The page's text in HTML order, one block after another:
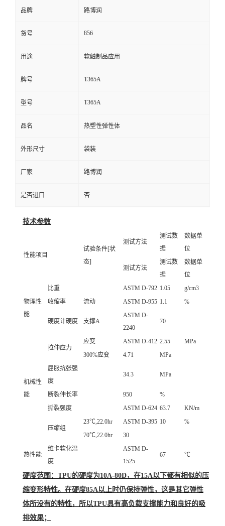
品牌 路博润
货号 856
用途 软触制品应用
牌号 T365A
型号 T365A
品名 热塑性弹性体
外形尺寸 袋装
厂家 路博润
是否进口 否
技术参数
性能项目
试验条件[状
态]
测试方法
测试数
据
数据单
位
测试方法
测试数
据
数据单
位
物理性
能
比重 ASTM D-792 1.05
g/cm3
收缩率
流动 ASTM D-955 1.1 %
硬度计硬度 支撑A
ASTM D-
2240
70
机械性
能
拉伸应力
应变 ASTM D-412 2.55
MPa
300%应变
4.71
MPa
屈服抗张强
度
34.3 MPa
断裂伸长率 950
%
撕裂强度
ASTM D-624 63.7 KN/m
压缩组
23℃,22.0hr ASTM D-395 10
%
70℃,22.0hr
30
热性能
维卡软化温
度
ASTM D-
1525
67 ℃
硬度范围：TPU的硬度为10A-80D，在15A以下都有相似的压
缩变形特性。在硬度85A以上时仍保持弹性，这是其它弹性
体所没有的特性，所以TPU具有高负载支撑能力和良好的吸
排效果；